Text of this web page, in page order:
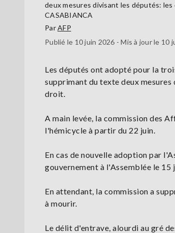
deux mesures divisant les députés:
CASABIANCA
ParAFP
Publié le 10 juin 2026 - Mis à jour le 10
Les députés ont adopté pour la
supprimant du texte deux
droit.
A main levée, la commission des
l'hémicycle à partir du 22 juin.
En cas de nouvelle adoption par
gouvernement à l'Assemblée le
En attendant, la commission a
à mourir.
Le délit d'entrave, alourdi au gré